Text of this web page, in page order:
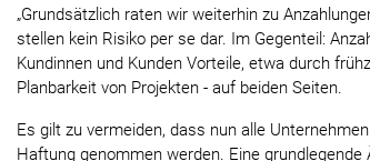
„Grundsätzlich raten wir weiterhin zu
stellen kein Risiko per se dar. Im Gegenteil:
Kundinnen und Kunden Vorteile, etwa durch
Planbarkeit von Projekten - auf beiden Seiten.
Es gilt zu vermeiden, dass nun alle
Haftung genommen werden. Eine